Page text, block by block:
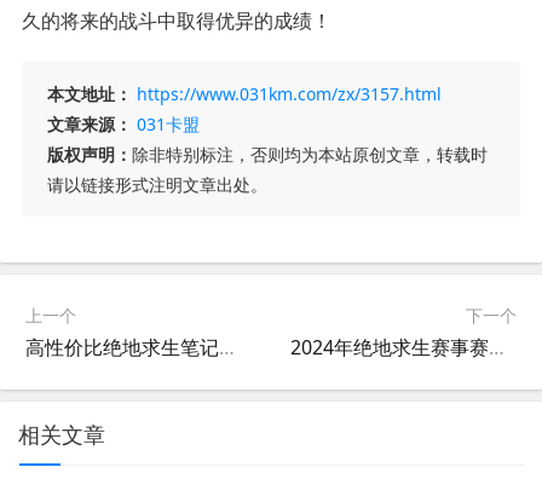
久的将来的战斗中取得优异的成绩！
本文地址： https://www.031km.com/zx/3157.html
文章来源： 031卡盟
版权声明： 除非特别标注，否则均为本站原创文章，转载时
请以链接形式注明文章出处。
上一个
高性价比绝地求生笔记本推荐-哪些笔记本适合流畅运行绝地求生
下一个
2024年绝地求生赛事赛程前瞻-深度解读2024绝地求生全年比赛安排
相关文章